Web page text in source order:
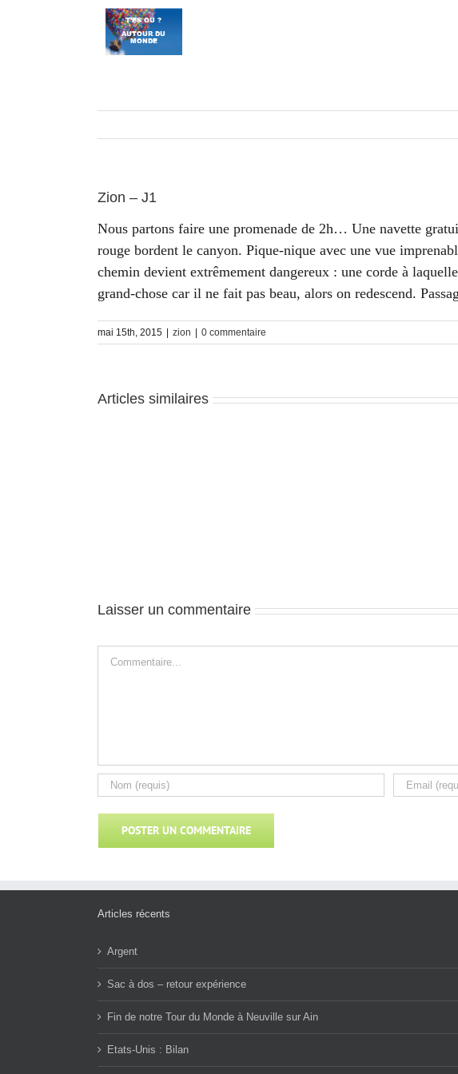
Zion – J1
Nous partons faire une promenade de 2h… Une navette
rouge bordent le canyon. Pique-nique avec une vue
chemin devient extrêmement dangereux : une corde à
grand-chose car il ne fait pas beau, alors on redescend.
mai 15th, 2015 zion 0 commentaire
Articles similaires
Laisser un commentaire
Articles récents
Argent
Sac à dos – retour expérience
Fin de notre Tour du Monde à Neuville sur Ain
Etats-Unis : Bilan